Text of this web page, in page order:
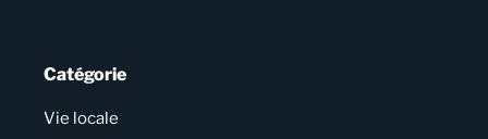
Catégorie
Vie locale